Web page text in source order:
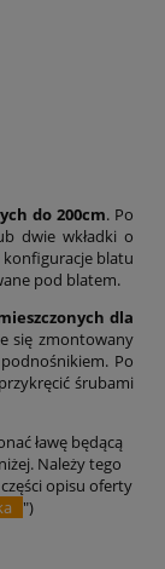
do 200cm. Po
dwie wkładki o
blatu
pod blatem.
dla
się zmontowany
Po
śrubami
ławę będącą
Należy tego
opisu oferty
")